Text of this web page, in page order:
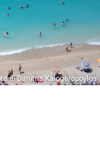
di Dimitris Kalogeropoylos